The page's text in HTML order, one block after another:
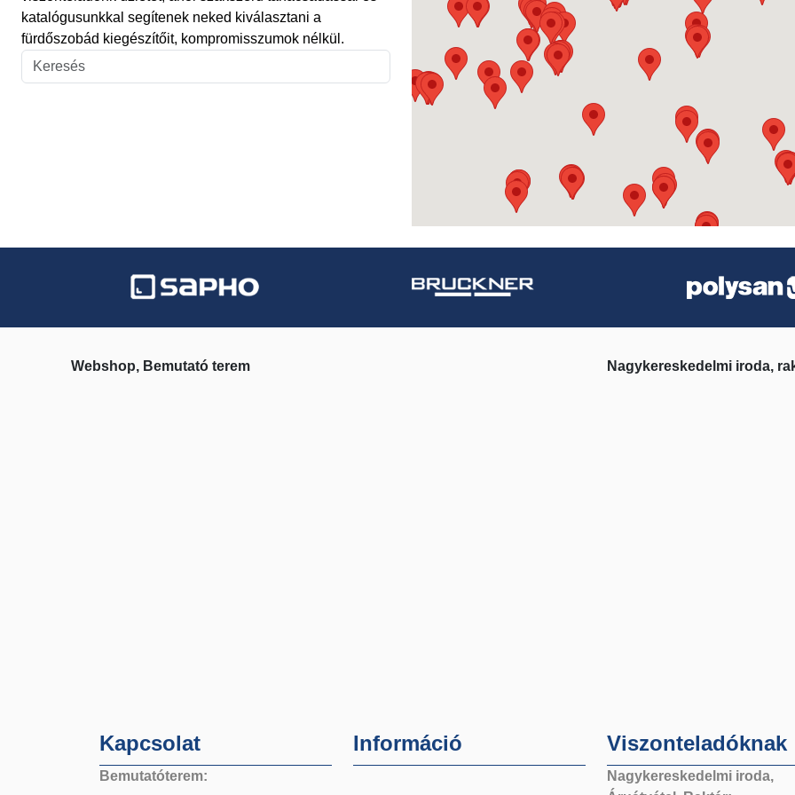
katalógusunkkal segítenek neked kiválasztani a
fürdőszobád kiegészítőit, kompromisszumok nélkül.
Webshop, Bemutató terem Nagykereskedelmi iroda,
Kapcsolat
Bemutatóterem:
Információ Viszonteladóknak
Nagykereskedelmi iroda,